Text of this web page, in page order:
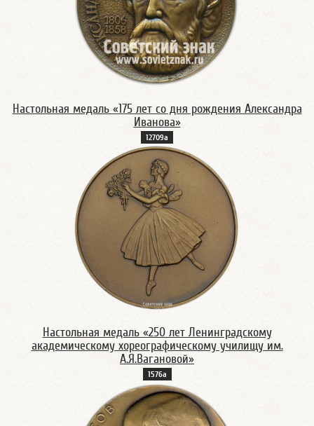
Настольная медаль «175 лет со дня рождения Александра
Иванова»
12709а
Настольная медаль «250 лет Ленинградскому
академическому хореографическому училищу им.
А.Я.Вагановой»
1576а